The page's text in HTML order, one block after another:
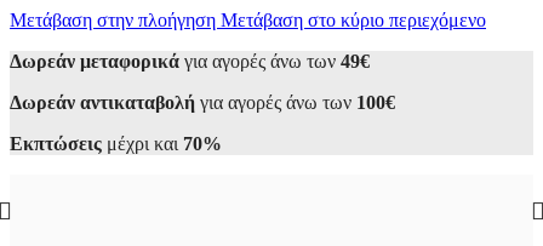
Μετάβαση στην πλοήγηση Μετάβαση στο κύριο περιεχόμενο
Δωρεάν μεταφορικά για αγορές άνω των 49€
Δωρεάν αντικαταβολή για αγορές άνω των 100€
Εκπτώσεις μέχρι και 70%